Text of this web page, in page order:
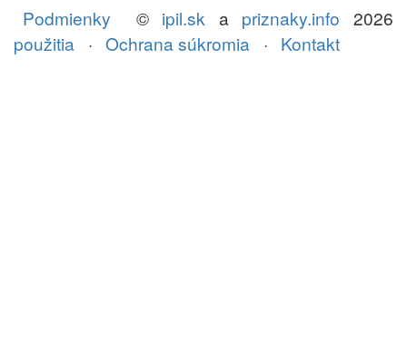
© ipil.sk a priznaky.info 2026
Podmienky
použitia · Ochrana súkromia · Kontakt